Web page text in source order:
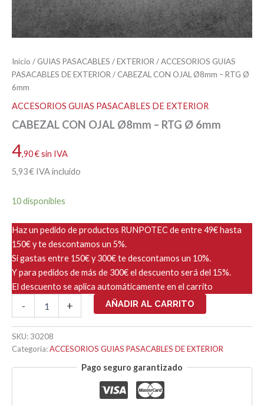
Inicio / GUIAS PASACABLES /EXTERIOR /ACCESORIOS GUIAS
PASACABLES DE EXTERIOR / CABEZAL CON OJAL Ø8mm – RTG Ø
6mm
ACCESORIOS GUIAS PASACABLES DE EXTERIOR
CABEZAL CON OJAL Ø8mm – RTG Ø 6mm
4,90€sin IVA
5,93€ IVA incluido
10 disponibles
Haz un pedido de productos RUNPOTEC de entre 49€ hasta
150€ y te descontamos un 5%.
Si gastas entre 150€ y 300€ te descontamos un 10%.
Y para pedidos de más de 300€ el descuento será del 15%.
El descuento se aplica automáticamente en el carrito
-
CON
Ø8mm
-
Ø
+ AÑADIR AL CARRITO
SKU: 30208
Categoría:ACCESORIOS GUIAS PASACABLES DE EXTERIOR
Pago seguro garantizado